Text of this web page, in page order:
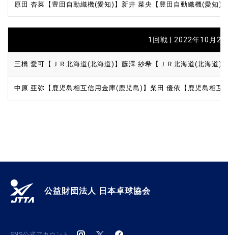
原田 杏菜【豊田自動織機(愛知)】 新井 菜央【豊田自動織機(愛知)
1回戦 | 2022年10月
三橋 愛可【ＪＲ北海道(北海道)】 藤澤 紗希【ＪＲ北海道(北海道)
中原 亜弥【鹿児島相互信用金庫(鹿児島)】 柴田 優依【鹿児島相互
公益財団法人 日本卓球協会